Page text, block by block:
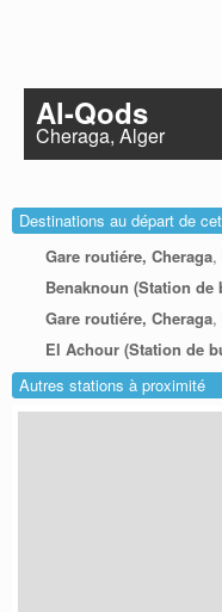
Al-Qods
Cheraga, Alger
Destinations au départ de
Gare routiére, Cheraga,
Benaknoun (Station de
Gare routiére, Cheraga,
El Achour (Station de
Autres stations à proximité